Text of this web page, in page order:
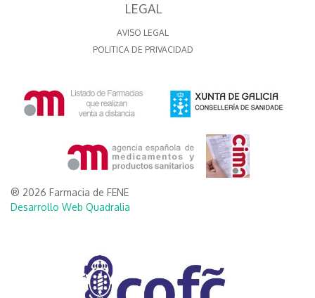
LEGAL
AVISO LEGAL
POLITICA DE PRIVACIDAD
® 2026 Farmacia de FENE
Desarrollo Web Quadralia